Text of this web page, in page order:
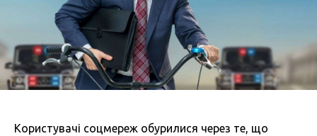
Користувачі соцмереж обурилися через те, що